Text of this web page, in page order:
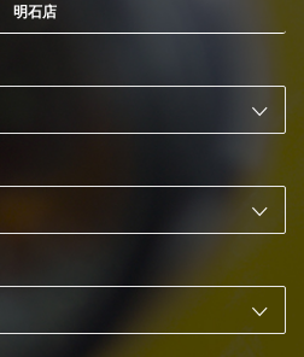
明石店